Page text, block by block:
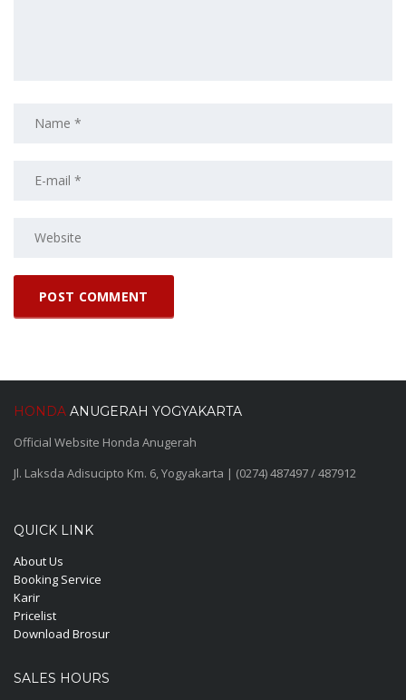
HONDA ANUGERAH YOGYAKARTA
Official Website Honda Anugerah
Jl. Laksda Adisucipto Km. 6, Yogyakarta | (0274) 487497 / 487912
QUICK LINK
About Us
Booking Service
Karir
Pricelist
Download Brosur
SALES HOURS